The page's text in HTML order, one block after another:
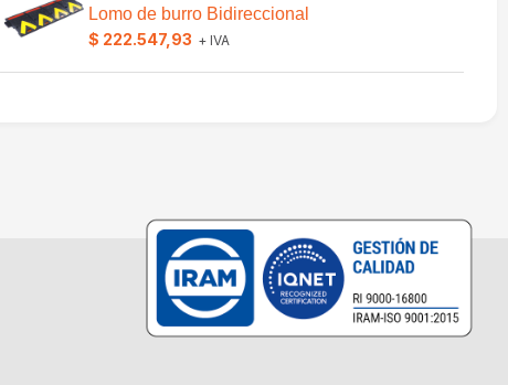
Lomo de burro Bidireccional
$ 222.547,93 + IVA